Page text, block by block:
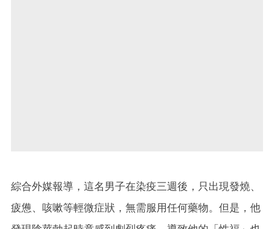
綜合外媒報導，這名男子在染疫三週後，只出現發燒、
疲憊、咳嗽等輕微症狀，無需服用任何藥物。但是，他